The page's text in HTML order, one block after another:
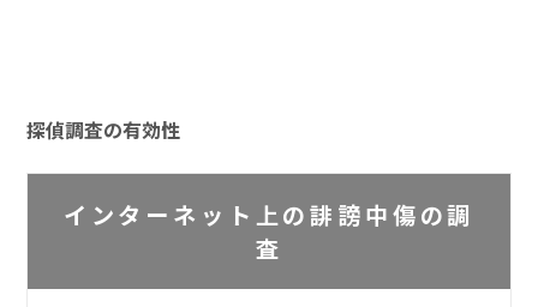
探偵調査の有効性
インターネット上の誹謗中傷の調
査